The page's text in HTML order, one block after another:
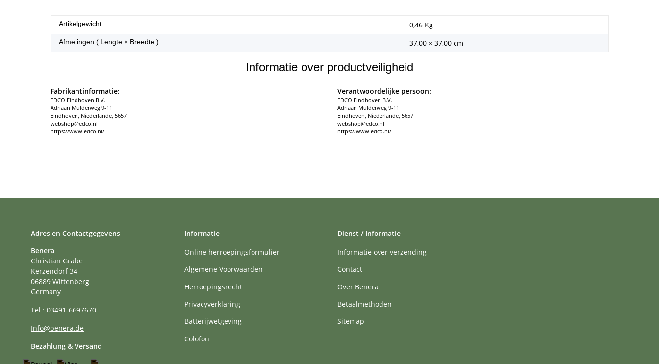
#productDetails.itemInformation#
#productDetails.itemValue#
Artikelgewicht: 0,46 Kg
Afmetingen ( Lengte × Breedte ): 37,00 × 37,00 cm
Informatie over productveiligheid
Fabrikantinformatie:
EDCO Eindhoven B.V.
Adriaan Mulderweg 9-11
Eindhoven, Niederlande, 5657
webshop@edco.nl
https://www.edco.nl/
Verantwoordelijke persoon:
EDCO Eindhoven B.V.
Adriaan Mulderweg 9-11
Eindhoven, Niederlande, 5657
webshop@edco.nl
https://www.edco.nl/
Adres en Contactgegevens
Benera
Christian Grabe
Kerzendorf 34
06889 Wittenberg
Germany
Tel.: 03491-6697670
Info@benera.de
Bezahlung & Versand
Informatie
Online herroepingsformulier
Algemene Voorwaarden
Herroepingsrecht
Privacyverklaring
Batterijwetgeving
Colofon
Dienst / Informatie
Informatie over verzending
Contact
Over Benera
Betaalmethoden
Sitemap